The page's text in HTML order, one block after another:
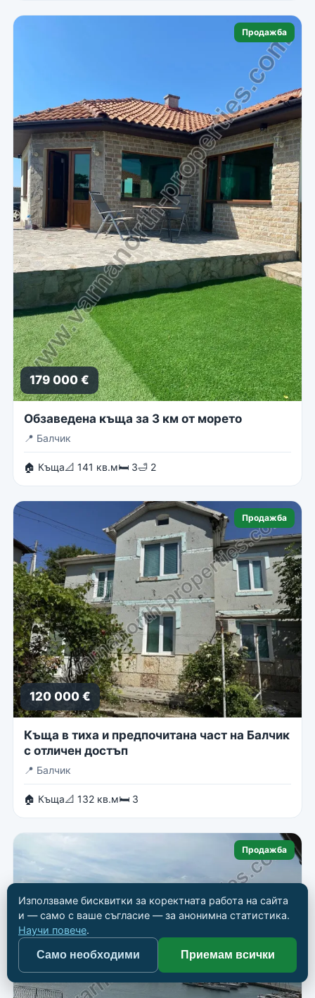
Продажба
179 000 €
Обзаведена къща за 3 км от морето
📍 Балчик
🏠 Къща📐 141 кв.м🛏 3🛁 2
Продажба
120 000 €
Къща в тиха и предпочитана част на Балчик
с отличен достъп
📍 Балчик
🏠 Къща📐 132 кв.м🛏 3
Продажба
Използваме бисквитки за коректната работа на сайта
и — само с ваше съгласие — за анонимна статистика.
Научи повече.
Само необходими Приемам всички